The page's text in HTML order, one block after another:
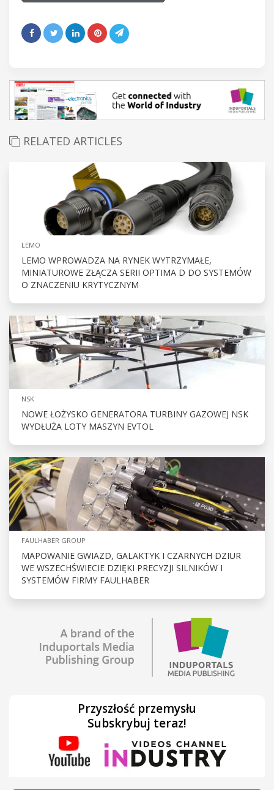
RELATED ARTICLES
LEMO
LEMO WPROWADZA NA RYNEK WYTRZYMAŁE,
MINIATUROWE ZŁĄCZA SERII OPTIMA D DO SYSTEMÓW
O ZNACZENIU KRYTYCZNYM
NSK
NOWE ŁOŻYSKO GENERATORA TURBINY GAZOWEJ NSK
WYDŁUŻA LOTY MASZYN EVTOL
FAULHABER GROUP
MAPOWANIE GWIAZD, GALAKTYK I CZARNYCH DZIUR
WE WSZECHŚWIECIE DZIĘKI PRECYZJI SILNIKÓW I
SYSTEMÓW FIRMY FAULHABER
Przyszłość przemysłu
Subskrybuj teraz!